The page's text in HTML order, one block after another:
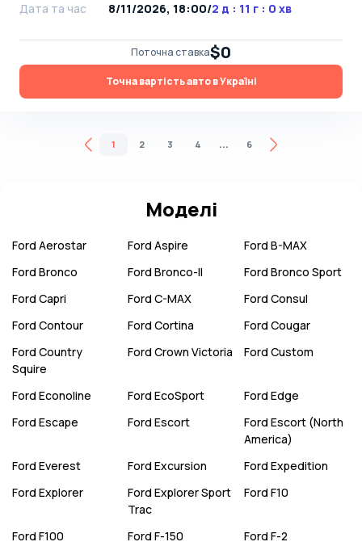
Дата та час
8/11/2026, 18:00/2 д : 11 г : 0 хв
Поточна ставка$0
Точна вартість авто в Україні
1 2 3 4 ... 6
Моделі
Ford Aerostar Ford Aspire Ford B-MAX
Ford Bronco Ford Bronco-II Ford Bronco Sport
Ford Capri Ford C-MAX Ford Consul
Ford Contour Ford Cortina Ford Cougar
Ford Country
Squire
Ford Crown Victoria Ford Custom
Ford Econoline Ford EcoSport Ford Edge
Ford Escape Ford Escort Ford Escort (North
America)
Ford Everest Ford Excursion Ford Expedition
Ford Explorer Ford Explorer Sport
Trac
Ford F10
Ford F100 Ford F-150 Ford F-2